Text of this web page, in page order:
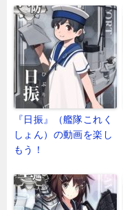
『日振』（艦隊これく
しょん）の動画を楽し
もう！